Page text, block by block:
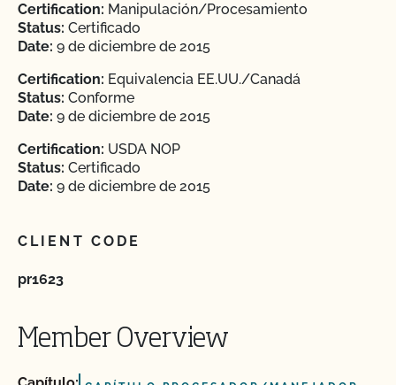
Certification: Manipulación/Procesamiento
Status: Certificado
Date: 9 de diciembre de 2015
Certification: Equivalencia EE.UU./Canadá
Status: Conforme
Date: 9 de diciembre de 2015
Certification: USDA NOP
Status: Certificado
Date: 9 de diciembre de 2015
CLIENT CODE
pr1623
Member Overview